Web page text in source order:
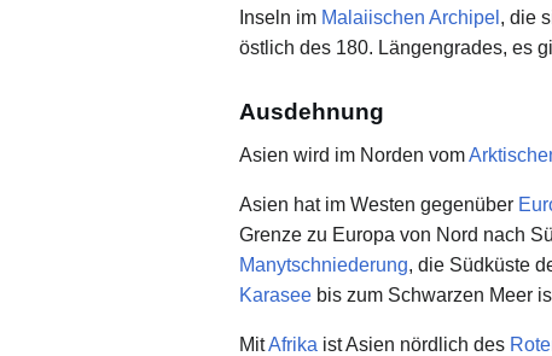
Inseln im Malaiischen Archipel , die
östlich des 180. Längengrades, es
Ausdehnung
Asien wird im Norden vom
Asien hat im Westen gegenüber
Grenze zu Europa von Nord nach
Manytschniederung, die Südküste
Karasee bis zum Schwarzen Meer
MitAfrika ist Asien nördlich des